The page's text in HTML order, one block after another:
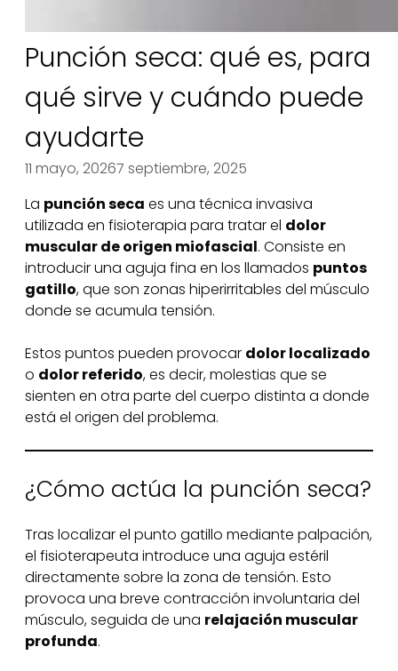
Punción seca: qué es, para
qué sirve y cuándo puede
ayudarte
11 mayo, 20267 septiembre, 2025
La punción seca es una técnica invasiva
utilizada en fisioterapia para tratar el dolor
muscular de origen miofascial. Consiste en
introducir una aguja fina en los llamados puntos
gatillo, que son zonas hiperirritables del músculo
donde se acumula tensión.
Estos puntos pueden provocar dolor localizado
o dolor referido, es decir, molestias que se
sienten en otra parte del cuerpo distinta a donde
está el origen del problema.
¿Cómo actúa la punción seca?
Tras localizar el punto gatillo mediante palpación,
el fisioterapeuta introduce una aguja estéril
directamente sobre la zona de tensión. Esto
provoca una breve contracción involuntaria del
músculo, seguida de una relajación muscular
profunda.